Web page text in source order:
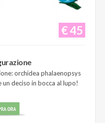
€ 45
orchidea phalaenopsys
deciso in bocca al lupo!